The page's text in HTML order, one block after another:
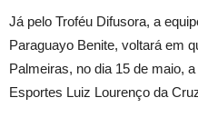
Já pelo Troféu Difusora, a
Paraguayo Benite, voltará em
Palmeiras, no dia 15 de maio,
Esportes Luiz Lourenço da